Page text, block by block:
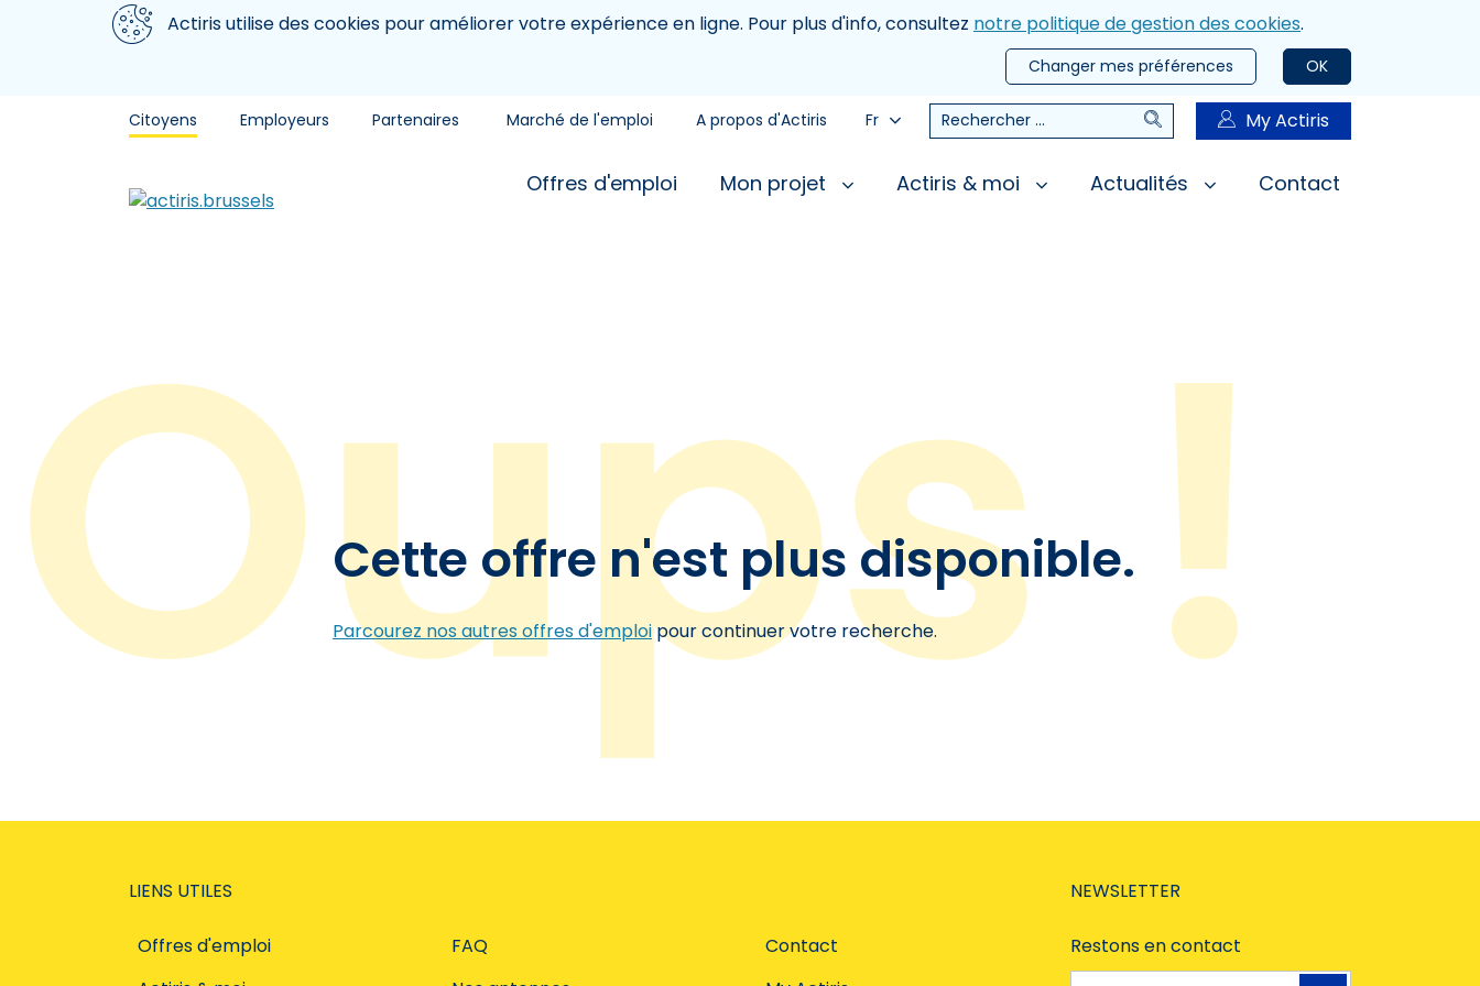
Aller au contenu principal
Nous utilisons des cookiesActiris utilise des cookies pour améliorer votre expérience en ligne. Pour plus d'info, consultez notre politique de gestion des cookies.
OK
Changer mes préférences
Citoyens Employeurs Partenaires Marché de l'emploi A propos d'Actiris Fr Rechercher RechercherMy Actiris
Offres d'emploi Mon projet Actiris & moi Actualités Contact
Cette offre n'est plus disponible.
Parcourez nos autres offres d'emploipour continuer votre recherche.
LIENS UTILES
Offres d'emploi
FAQ
Contact
NEWSLETTER
Restons en contact